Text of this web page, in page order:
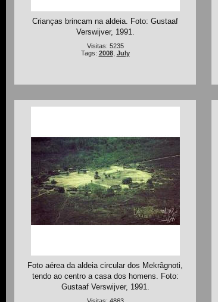
Crianças brincam na aldeia. Foto: Gustaaf
Verswijver, 1991.
Visitas: 5235
Tags: 2008, July
Foto aérea da aldeia circular dos Mekrãgnoti,
tendo ao centro a casa dos homens. Foto:
Gustaaf Verswijver, 1991.